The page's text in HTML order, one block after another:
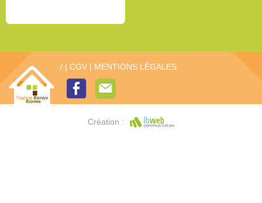
/ | CGV | MENTIONS LÉGALES
Création :